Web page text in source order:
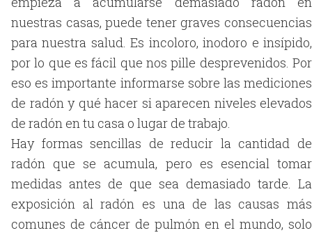
nuestras casas, puede tener graves consecuencias
para nuestra salud. Es incoloro, inodoro e insípido,
por lo que es fácil que nos pille desprevenidos. Por
eso es importante informarse sobre las mediciones
de radón y qué hacer si aparecen niveles elevados
de radón en tu casa o lugar de trabajo.
Hay formas sencillas de reducir la cantidad de
radón que se acumula, pero es esencial tomar
medidas antes de que sea demasiado tarde. La
exposición al radón es una de las causas más
comunes de cáncer de pulmón en el mundo, solo